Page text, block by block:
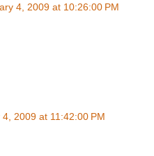
4, 2009 at 10:26:00 PM
2009 at 11:42:00 PM